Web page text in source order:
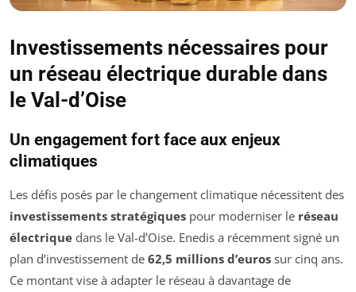
Investissements nécessaires pour
un réseau électrique durable dans
le Val-d’Oise
Un engagement fort face aux enjeux
climatiques
Les défis posés par le changement climatique nécessitent des
investissements stratégiques pour moderniser le réseau
électrique dans le Val-d’Oise. Enedis a récemment signé un
plan d’investissement de 62,5 millions d’euros sur cinq ans.
Ce montant vise à adapter le réseau à davantage de